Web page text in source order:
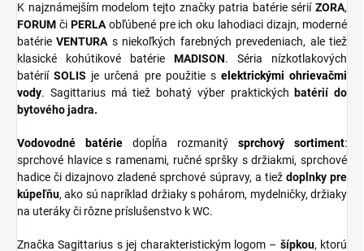
K najznámejším modelom tejto značky patria batérie sérií ZORA,
FORUM či PERLAobľúbené pre ich oku lahodiaci dizajn, moderné
batérieVENTURAs niekoľkých farebných prevedeniach, ale tiež
klasické kohútikové batérie MADISON. Séria nízkotlakových
batériíSOLIS je určená pre použitie s elektrickými ohrievačmi
vody. Sagittarius má tiež bohatý výber praktických batérií do
bytového jadra.
Vodovodné batérie dopĺňa rozmanitý sprchový sortiment:
sprchové hlavice s ramenami, ručné spršky s držiakmi, sprchové
hadice či dizajnovo zladené sprchové súpravy, a tiež doplnky pre
kúpeľňu, ako sú napríklad držiaky s pohárom, mydelničky, držiaky
na uteráky či rôzne príslušenstvo k WC.
Značka Sagittarius s jej charakteristickým logom – šípkou, ktorú